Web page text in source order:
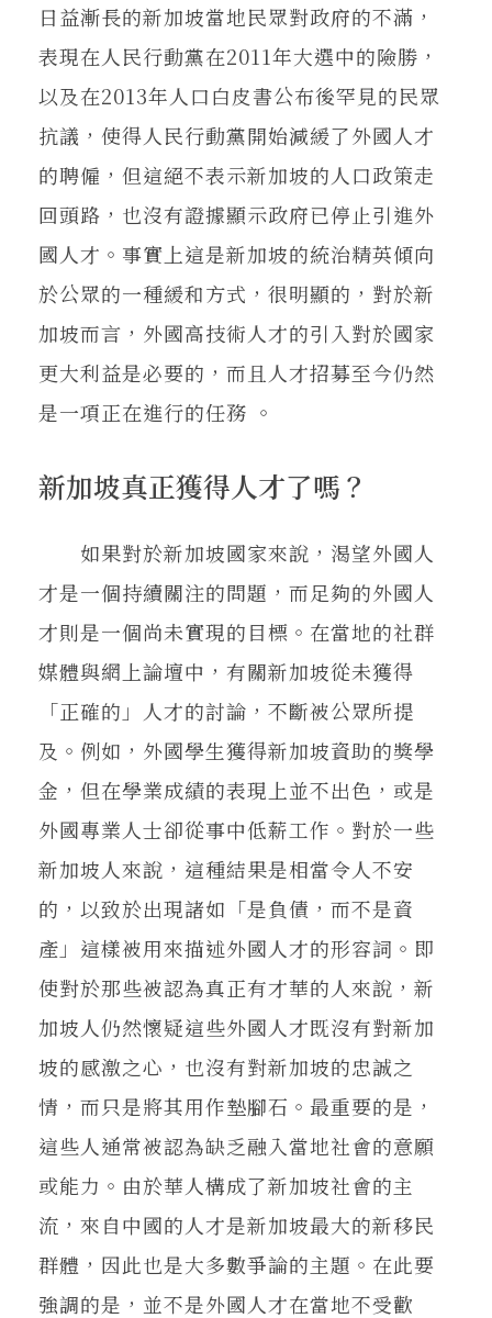
日益漸長的新加坡當地民眾對政府的不滿，
表現在人民行動黨在2011年大選中的險勝，
以及在2013年人口白皮書公布後罕見的民眾
抗議，使得人民行動黨開始減緩了外國人才
的聘僱，但這絕不表示新加坡的人口政策走
回頭路，也沒有證據顯示政府已停止引進外
國人才。事實上這是新加坡的統治精英傾向
於公眾的一種緩和方式，很明顯的，對於新
加坡而言，外國高技術人才的引入對於國家
更大利益是必要的，而且人才招募至今仍然
是一項正在進行的任務 。
新加坡真正獲得人才了嗎？
如果對於新加坡國家來說，渴望外國人
才是一個持續關注的問題，而足夠的外國人
才則是一個尚未實現的目標。在當地的社群
媒體與網上論壇中，有關新加坡從未獲得
「正確的」人才的討論，不斷被公眾所提
及。例如，外國學生獲得新加坡資助的獎學
金，但在學業成績的表現上並不出色，或是
外國專業人士卻從事中低薪工作。對於一些
新加坡人來說，這種結果是相當令人不安
的，以致於出現諸如「是負債，而不是資
產」這樣被用來描述外國人才的形容詞。即
使對於那些被認為真正有才華的人來說，新
加坡人仍然懷疑這些外國人才既沒有對新加
坡的感激之心，也沒有對新加坡的忠誠之
情，而只是將其用作墊腳石。最重要的是，
這些人通常被認為缺乏融入當地社會的意願
或能力。由於華人構成了新加坡社會的主
流，來自中國的人才是新加坡最大的新移民
群體，因此也是大多數爭論的主題。在此要
強調的是，並不是外國人才在當地不受歡